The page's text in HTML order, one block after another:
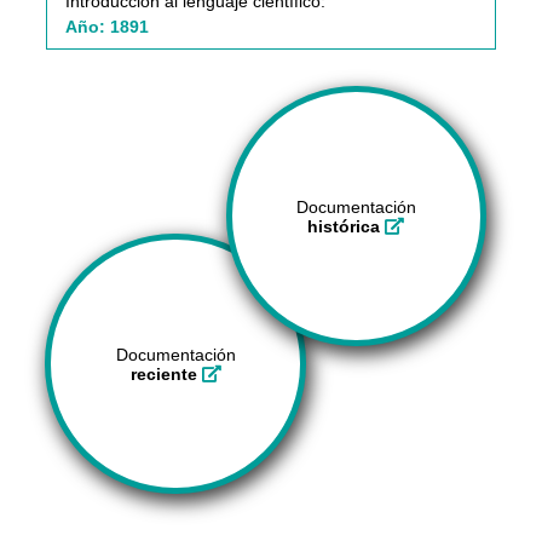
Año: 1891
Documentación
histórica
Documentación
reciente